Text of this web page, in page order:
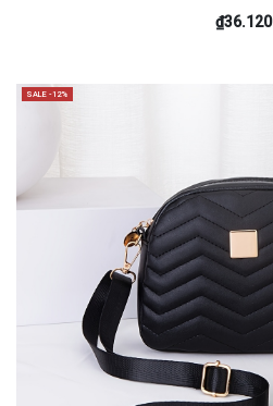
₫36.120
SALE -12%